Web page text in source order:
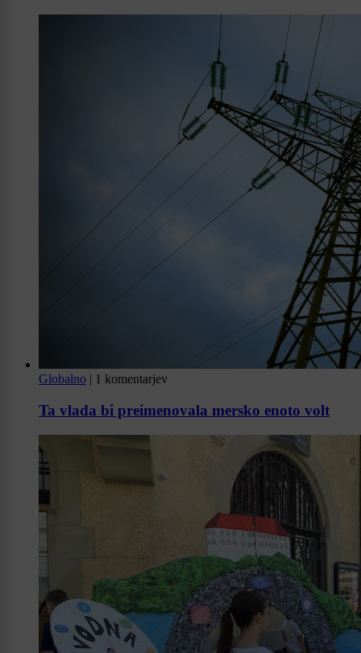
Globalno | 1 komentarjev
Ta vlada bi preimenovala mersko enoto volt